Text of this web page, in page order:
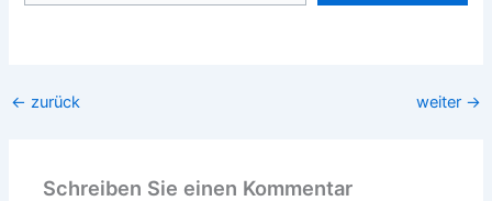
← zurück weiter →
Schreiben Sie einen Kommentar